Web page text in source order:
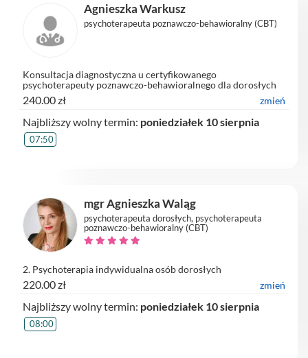
Agnieszka Warkusz
psychoterapeuta poznawczo-behawioralny (CBT)
Konsultacja diagnostyczna u certyfikowanego
psychoterapeuty poznawczo-behawioralnego dla dorosłych
on-line
240.00 zł zmień
Najbliższy wolny termin: poniedziałek 10 sierpnia
07:50
mgr Agnieszka Waląg
psychoterapeuta dorosłych, psychoterapeuta
poznawczo-behawioralny (CBT)
2. Psychoterapia indywidualna osób dorosłych
220.00 zł zmień
Najbliższy wolny termin: poniedziałek 10 sierpnia
08:00